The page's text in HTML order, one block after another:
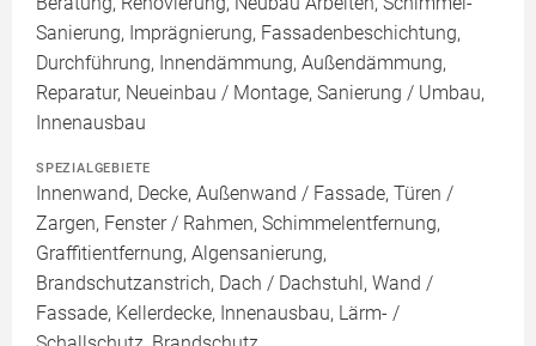
Sanierung, Imprägnierung, Fassadenbeschichtung,
Durchführung, Innendämmung, Außendämmung,
Reparatur, Neueinbau / Montage, Sanierung / Umbau,
Innenausbau
SPEZIALGEBIETE
Innenwand, Decke, Außenwand / Fassade, Türen /
Zargen, Fenster / Rahmen, Schimmelentfernung,
Graffitientfernung, Algensanierung,
Brandschutzanstrich, Dach / Dachstuhl, Wand /
Fassade, Kellerdecke, Innenausbau, Lärm- /